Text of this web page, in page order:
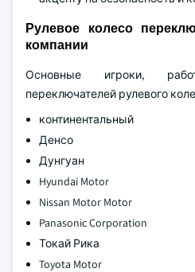
Рулевое колесо
компании
Основные игроки,
переключателей рулевого
континентальный
Денсо
Дунгуан
Hyundai Motor
Nissan Motor Motor
Panasonic Corporation
Токай Рика
Toyota Motor